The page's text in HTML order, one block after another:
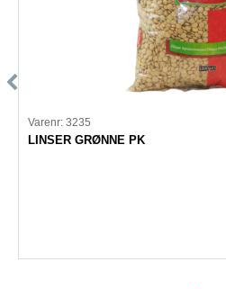
Varenr: 3235
LINSER GRØNNE PK